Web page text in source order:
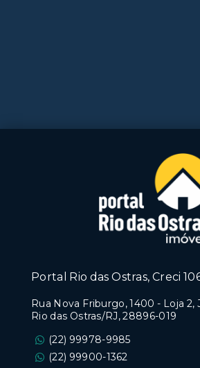
Portal Rio das Ostras, Creci
Rua Nova Friburgo, 1400 - Loja 2,
Rio das Ostras/RJ, 28896-019
(22) 99978-9985
(22) 99900-1362